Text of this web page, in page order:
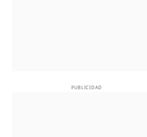
PUBLICIDAD